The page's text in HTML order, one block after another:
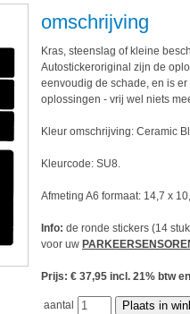
omschrijving
Kras, steenslag of kleine
Autostickeroriginal zijn de
eenvoudig de schade, en is
oplossingen - vrij wel niets
Kleur omschrijving: Ceramic
Kleurcode: SU8.
Afmeting A6 formaat: 14,7 x
Info: de ronde stickers (14
voor uw
Prijs: € 37,95 incl. 21% btw
aantal